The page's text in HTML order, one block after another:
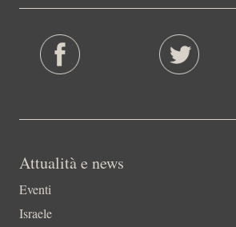
Attualità e news
Eventi
Israele